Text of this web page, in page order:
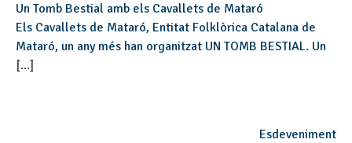
Un Tomb Bestial amb els Cavallets de Mataró
Els Cavallets de Mataró, Entitat Folklòrica Catalana de
Mataró, un any més han organitzat UN TOMB BESTIAL. Un
[...]
Esdeveniment